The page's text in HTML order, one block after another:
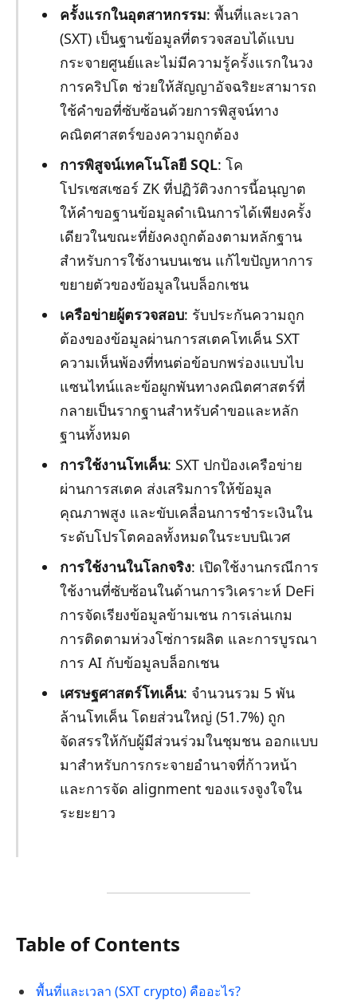
ครั้งแรกในอุตสาหกรรม: พื้นที่และเวลา
(SXT) เป็นฐานข้อมูลที่ตรวจสอบได้แบบ
กระจายศูนย์และไม่มีความรู้ครั้งแรกในวง
การคริปโต ช่วยให้สัญญาอัจฉริยะสามารถ
ใช้คำขอที่ซับซ้อนด้วยการพิสูจน์ทาง
คณิตศาสตร์ของความถูกต้อง
การพิสูจน์เทคโนโลยี SQL: โค
โปรเซสเซอร์ ZK ที่ปฏิวัติวงการนี้อนุญาต
ให้คำขอฐานข้อมูลดำเนินการได้เพียงครั้ง
เดียวในขณะที่ยังคงถูกต้องตามหลักฐาน
สำหรับการใช้งานบนเชน แก้ไขปัญหาการ
ขยายตัวของข้อมูลในบล็อกเชน
เครือข่ายผู้ตรวจสอบ: รับประกันความถูก
ต้องของข้อมูลผ่านการสเตคโทเค็น SXT
ความเห็นพ้องที่ทนต่อข้อบกพร่องแบบไบ
แซนไทน์และข้อผูกพันทางคณิตศาสตร์ที่
กลายเป็นรากฐานสำหรับคำขอและหลัก
ฐานทั้งหมด
การใช้งานโทเค็น: SXT ปกป้องเครือข่าย
ผ่านการสเตค ส่งเสริมการให้ข้อมูล
คุณภาพสูง และขับเคลื่อนการชำระเงินใน
ระดับโปรโตคอลทั้งหมดในระบบนิเวศ
การใช้งานในโลกจริง: เปิดใช้งานกรณีการ
ใช้งานที่ซับซ้อนในด้านการวิเคราะห์ DeFi
การจัดเรียงข้อมูลข้ามเชน การเล่นเกม
การติดตามห่วงโซ่การผลิต และการบูรณา
การ AI กับข้อมูลบล็อกเชน
เศรษฐศาสตร์โทเค็น: จำนวนรวม 5 พัน
ล้านโทเค็น โดยส่วนใหญ่ (51.7%) ถูก
จัดสรรให้กับผู้มีส่วนร่วมในชุมชน ออกแบบ
มาสำหรับการกระจายอำนาจที่ก้าวหน้า
และการจัด alignment ของแรงจูงใจใน
ระยะยาว
Table of Contents
พื้นที่และเวลา (SXT crypto) คืออะไร?